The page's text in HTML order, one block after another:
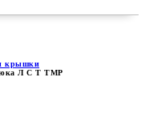
и крышки
Л С Т ТМР